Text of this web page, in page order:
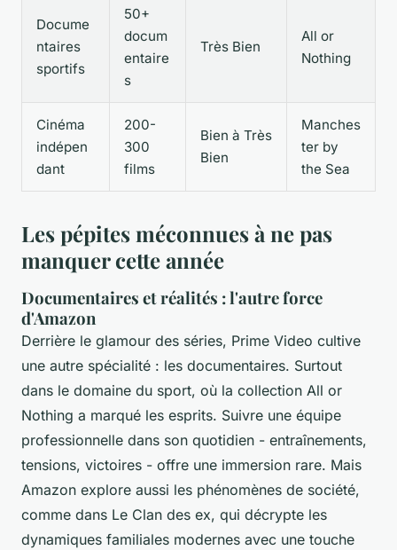
Docume
ntaires
sportifs
50+
docum
entaire
s
Très Bien
All or
Nothing
Cinéma
indépen
dant
200-
300
films
Bien à Très
Bien
Manches
ter by
the Sea
Les pépites méconnues à ne pas
manquer cette année
Documentaires et réalités : l'autre force
d'Amazon
Derrière le glamour des séries, Prime Video cultive
une autre spécialité : les documentaires. Surtout
dans le domaine du sport, où la collection All or
Nothing a marqué les esprits. Suivre une équipe
professionnelle dans son quotidien - entraînements,
tensions, victoires - offre une immersion rare. Mais
Amazon explore aussi les phénomènes de société,
comme dans Le Clan des ex, qui décrypte les
dynamiques familiales modernes avec une touche